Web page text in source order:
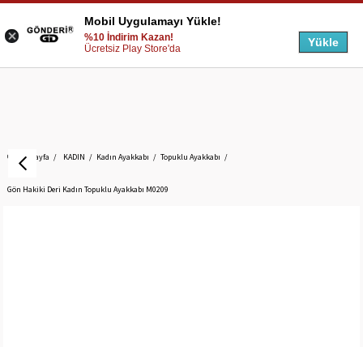
Anasayfa KADIN Kadın Ayakkabı Topuklu Ayakkabı
Gön Hakiki Deri Kadın Topuklu Ayakkabı M0209
Mobil Uygulamayı Yükle!
%10 İndirim Kazan!
Ücretsiz Play Store'da
Yükle